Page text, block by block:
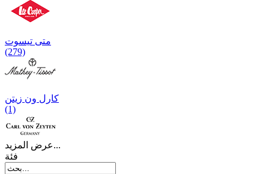
متی تیسوت
(279)
کارل ون زیتن
(1)
عرض المزيد...
فئة